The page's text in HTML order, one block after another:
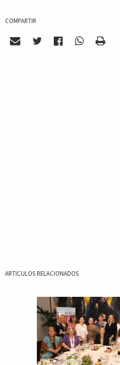
COMPARTIR
ARTICULOS RELACIONADOS